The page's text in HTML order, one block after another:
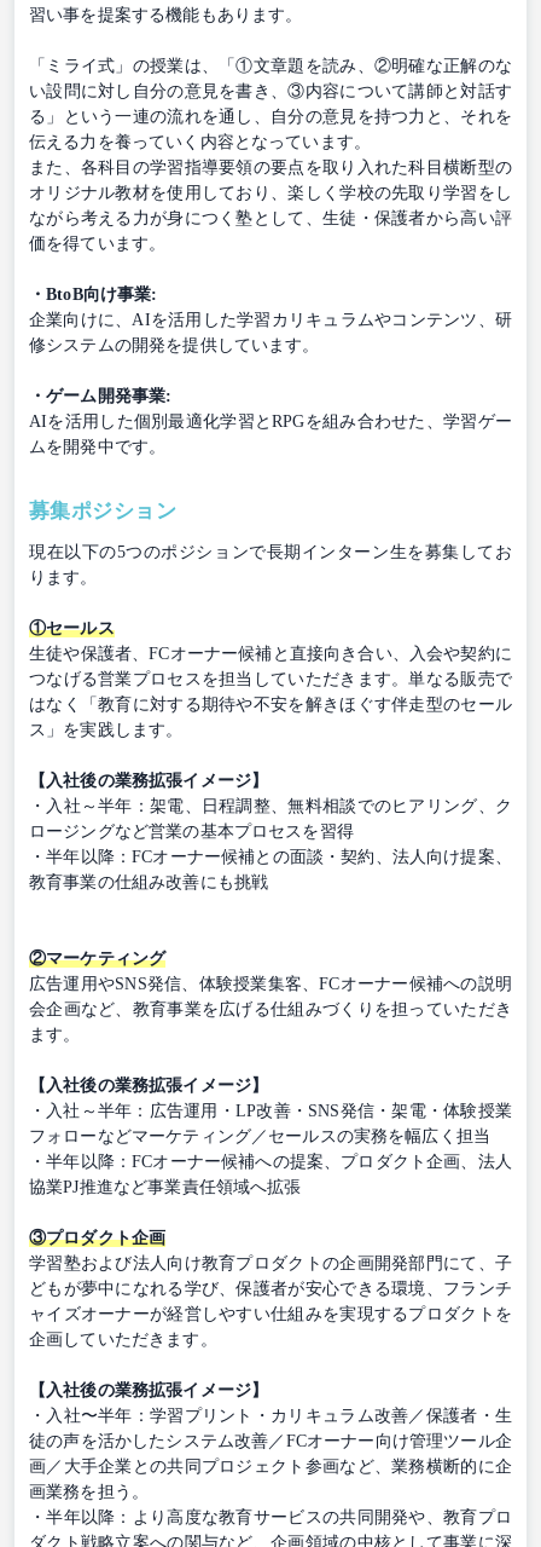
習い事を提案する機能もあります。
「ミライ式」の授業は、「①文章題を読み、②明確な正解のな
い設問に対し自分の意見を書き、③内容について講師と対話す
る」という一連の流れを通し、自分の意見を持つ力と、それを
伝える力を養っていく内容となっています。
また、各科目の学習指導要領の要点を取り入れた科目横断型の
オリジナル教材を使用しており、楽しく学校の先取り学習をし
ながら考える力が身につく塾として、生徒・保護者から高い評
価を得ています。
・BtoB向け事業:
企業向けに、AIを活用した学習カリキュラムやコンテンツ、研
修システムの開発を提供しています。
・ゲーム開発事業:
AIを活用した個別最適化学習とRPGを組み合わせた、学習ゲー
ムを開発中です。
募集ポジション
現在以下の5つのポジションで長期インターン生を募集してお
ります。
①セールス
生徒や保護者、FCオーナー候補と直接向き合い、入会や契約に
つなげる営業プロセスを担当していただきます。単なる販売で
はなく「教育に対する期待や不安を解きほぐす伴走型のセール
ス」を実践します。
【入社後の業務拡張イメージ】
・入社～半年：架電、日程調整、無料相談でのヒアリング、ク
ロージングなど営業の基本プロセスを習得
・半年以降：FCオーナー候補との面談・契約、法人向け提案、
教育事業の仕組み改善にも挑戦
②マーケティング
広告運用やSNS発信、体験授業集客、FCオーナー候補への説明
会企画など、教育事業を広げる仕組みづくりを担っていただき
ます。
【入社後の業務拡張イメージ】
・入社～半年：広告運用・LP改善・SNS発信・架電・体験授業
フォローなどマーケティング／セールスの実務を幅広く担当
・半年以降：FCオーナー候補への提案、プロダクト企画、法人
協業PJ推進など事業責任領域へ拡張
③プロダクト企画
学習塾および法人向け教育プロダクトの企画開発部門にて、子
どもが夢中になれる学び、保護者が安心できる環境、フランチ
ャイズオーナーが経営しやすい仕組みを実現するプロダクトを
企画していただきます。
【入社後の業務拡張イメージ】
・入社〜半年：学習プリント・カリキュラム改善／保護者・生
徒の声を活かしたシステム改善／FCオーナー向け管理ツール企
画／大手企業との共同プロジェクト参画など、業務横断的に企
画業務を担う。
・半年以降：より高度な教育サービスの共同開発や、教育プロ
ダクト戦略立案への関与など、企画領域の中核として事業に深